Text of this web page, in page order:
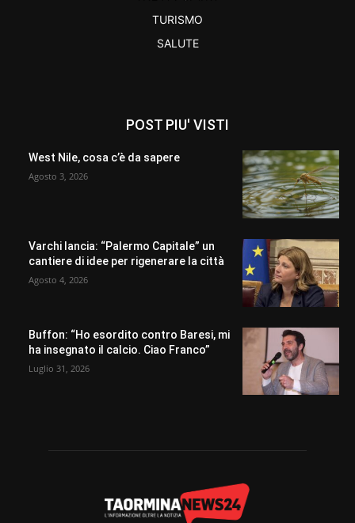
TURISMO
SALUTE
POST PIU' VISTI
West Nile, cosa c’è da sapere
Agosto 3, 2026
Varchi lancia: “Palermo Capitale” un
cantiere di idee per rigenerare la città
Agosto 4, 2026
Buffon: “Ho esordito contro Baresi, mi
ha insegnato il calcio. Ciao Franco”
Luglio 31, 2026